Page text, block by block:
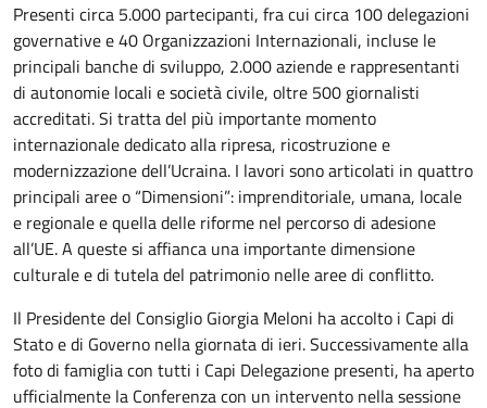
Presenti circa 5.000 partecipanti, fra cui circa 100 delegazioni
governative e 40 Organizzazioni Internazionali, incluse le
principali banche di sviluppo, 2.000 aziende e rappresentanti
di autonomie locali e società civile, oltre 500 giornalisti
accreditati. Si tratta del più importante momento
internazionale dedicato alla ripresa, ricostruzione e
modernizzazione dell’Ucraina. I lavori sono articolati in quattro
principali aree o “Dimensioni”: imprenditoriale, umana, locale
e regionale e quella delle riforme nel percorso di adesione
all’UE. A queste si affianca una importante dimensione
culturale e di tutela del patrimonio nelle aree di conflitto.
Il Presidente del Consiglio Giorgia Meloni ha accolto i Capi di
Stato e di Governo nella giornata di ieri. Successivamente alla
foto di famiglia con tutti i Capi Delegazione presenti, ha aperto
ufficialmente la Conferenza con un intervento nella sessione